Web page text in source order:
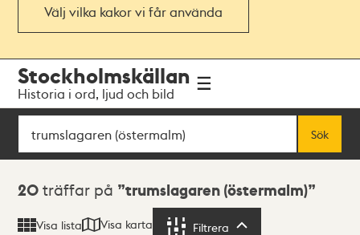
Välj vilka kakor vi får använda
navigationen
huvudinnehållet
Stockholmskällan
Historia i ord, ljud och bild
Sök
Sök
Sökresultat
20 träffar på trumslagaren (östermalm)
Visa lista Visa karta Filtrera